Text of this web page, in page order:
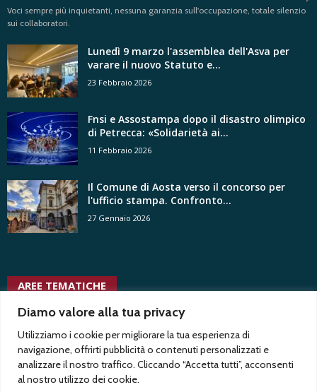
Diamo valore alla tua privacy
Utilizziamo i cookie per migliorare la tua esperienza di
navigazione, offrirti pubblicità o contenuti personalizzati e
analizzare il nostro traffico. Cliccando “Accetta tutti”, acconsenti
al nostro utilizzo dei cookie.
Voci sempre più inquietanti, nessuna garanzia sull'occupazione, totale silenzio
sui collaboratori.
Lunedì 9 marzo l'assemblea dell'Asva per
varare il nuovo Statuto e...
23 Febbraio 2026
Fnsi e Assostampa dopo il disastro olimpico
di Petrecca: «Solidarietà ai...
11 Febbraio 2026
Il Comune di Aosta verso il concorso per
l'ufficio stampa. Confronto...
27 Gennaio 2026
AREE TEMATICHE
vacanza contrattuale tribunale usigrai ussi tv radio locali
stampa
Test1 vertenze uffici stampa pubblici
trasparenza Test2